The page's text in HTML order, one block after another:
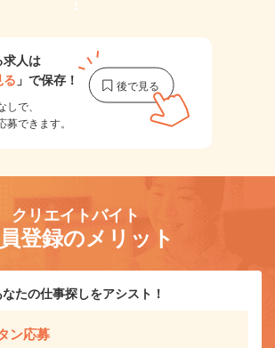
1
求人は
る 」で保存！
しで、
募できます。
クリエイトバイト
登録のメリット
たの仕事探しをアシスト！
ン応募